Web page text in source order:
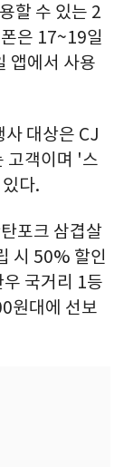
할 수 있는 2
은 17~19일
앱에서 사용
대상은 CJ
고객이며 '스
다.
포크 삼겹살
시 50% 할인
국거리 1등
원대에 선보